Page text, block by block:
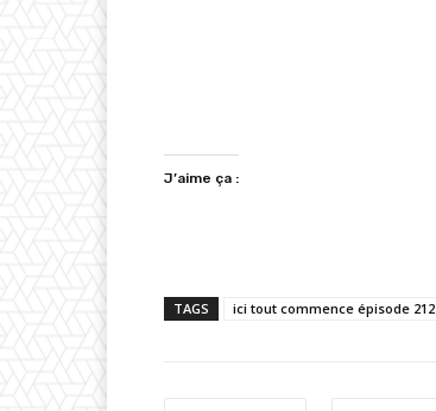
J’aime ça :
TAGS ici tout commence épisode 212